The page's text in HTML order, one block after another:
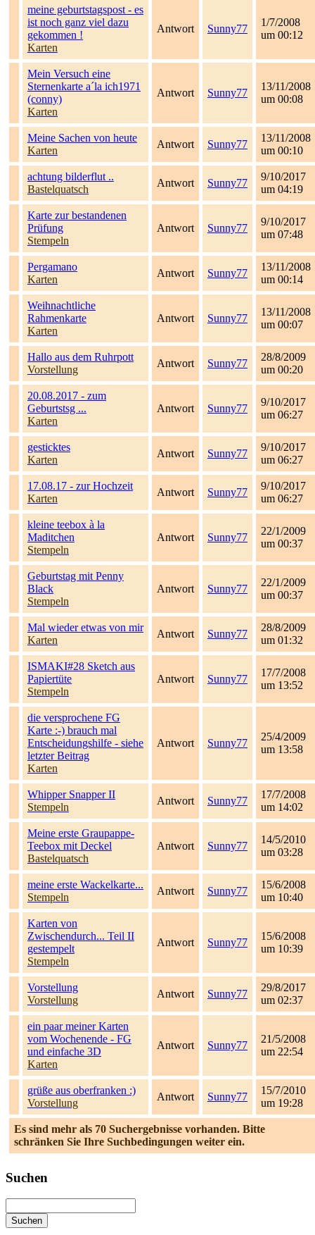
meine geburtstagspost - es
ist noch ganz viel dazu
gekommen !
Karten
Antwort Sunny77
1/7/2008
um 00:12
Mein Versuch eine
Sternenkarte a´la ich1971
(conny)
Karten
Antwort Sunny77
13/11/2008
um 00:08
Meine Sachen von heute
Karten
Antwort Sunny77
13/11/2008
um 00:10
achtung bilderflut ..
Bastelquatsch
Antwort Sunny77
9/10/2017
um 04:19
Karte zur bestandenen
Prüfung
Stempeln
Antwort Sunny77
9/10/2017
um 07:48
Pergamano
Karten
Antwort Sunny77
13/11/2008
um 00:14
Weihnachtliche
Rahmenkarte
Karten
Antwort Sunny77
13/11/2008
um 00:07
Hallo aus dem Ruhrpott
Vorstellung
Antwort Sunny77
28/8/2009
um 00:20
20.08.2017 - zum
Geburtstsg ...
Karten
Antwort Sunny77
9/10/2017
um 06:27
gesticktes
Karten
Antwort Sunny77
9/10/2017
um 06:27
17.08.17 - zur Hochzeit
Karten
Antwort Sunny77
9/10/2017
um 06:27
kleine teebox à la
Maditchen
Stempeln
Antwort Sunny77
22/1/2009
um 00:37
Geburtstag mit Penny
Black
Stempeln
Antwort Sunny77
22/1/2009
um 00:37
Mal wieder etwas von mir
Karten
Antwort Sunny77
28/8/2009
um 01:32
ISMAKI#28 Sketch aus
Papiertüte
Stempeln
Antwort Sunny77
17/7/2008
um 13:52
die versprochene FG
Karte :-) brauch mal
Entscheidungshilfe - siehe
letzter Beitrag
Karten
Antwort Sunny77
25/4/2009
um 13:58
Whipper Snapper II
Stempeln
Antwort Sunny77
17/7/2008
um 14:02
Meine erste Graupappe-
Teebox mit Deckel
Bastelquatsch
Antwort Sunny77
14/5/2010
um 03:28
meine erste Wackelkarte...
Stempeln
Antwort Sunny77
15/6/2008
um 10:40
Karten von
Zwischendurch... Teil II
gestempelt
Stempeln
Antwort Sunny77
15/6/2008
um 10:39
Vorstellung
Vorstellung
Antwort Sunny77
29/8/2017
um 02:37
ein paar meiner Karten
vom Wochenende - FG
und einfache 3D
Karten
Antwort Sunny77
21/5/2008
um 22:54
grüße aus oberfranken :)
Vorstellung
Antwort Sunny77
15/7/2010
um 19:28
Es sind mehr als 70 Suchergebnisse vorhanden. Bitte
schränken Sie Ihre Suchbedingungen weiter ein.
Suchen